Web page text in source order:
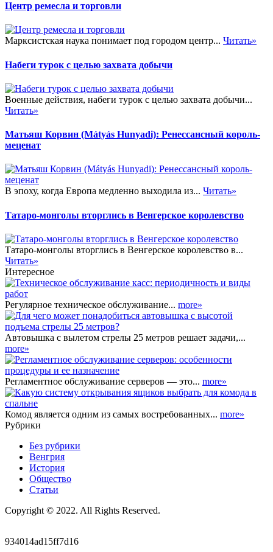
Центр ремесла и торговли
Марксистская наука понимает под городом центр... Читать»
Набеги турок с целью захвата добычи
Военные действия, набеги турок с целью захвата добычи...
Читать»
Матьяш Корвин (Mátyás Hunyadi): Ренессансный король-
меценат
В эпоху, когда Европа медленно выходила из... Читать»
Татаро-монголы вторглись в Венгерское королевство
Татаро-монголы вторглись в Венгерское королевство в...
Читать»
Интересное
Регулярное техническое обслуживание... more»
Автовышка с вылетом стрелы 25 метров решает задачи,...
more»
Регламентное обслуживание серверов — это... more»
Комод является одним из самых востребованных... more»
Рубрики
Без рубрики
Венгрия
История
Общество
Статьи
Copyright © 2022. All Rights Reserved.
934014ad15ff7d16